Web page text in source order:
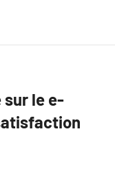
sur le e-